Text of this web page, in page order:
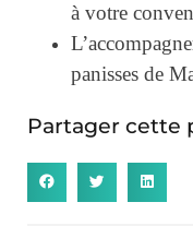
à votre
panisses de
Partager cette